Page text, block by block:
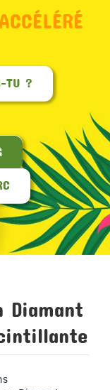
TU ?
Diamant